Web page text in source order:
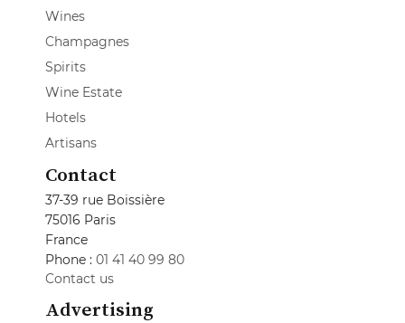
Wines
Champagnes
Spirits
Wine Estate
Hotels
Artisans
Contact
37-39 rue Boissière
75016 Paris
France
Phone : 01 41 40 99 80
Contact us
Advertising